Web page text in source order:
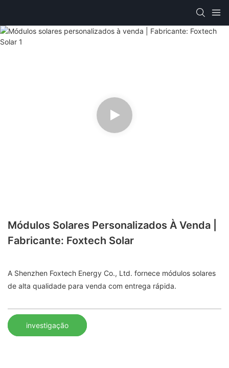
Módulos Solares Personalizados À Venda |
Fabricante: Foxtech Solar
A Shenzhen Foxtech Energy Co., Ltd. fornece módulos solares
de alta qualidade para venda com entrega rápida.
investigação